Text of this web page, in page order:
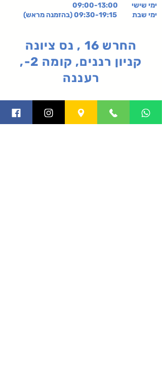
ימי שישי 09:00-13:00
ימי שבת 09:30-19:15 (בהזמנה מראש)
החרש 16 , נס ציונה
קניון רננים, קומה 2-,
רעננה